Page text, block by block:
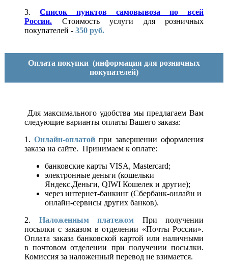
3. Список пунктов самовывоза по всей
России.
Стоимость услуги для розничных
покупателей - 350 руб.
Оплата покупки (информация для розничных
покупателей)
Для максимального удобства мы предлагаем Вам
следующие варианты оплаты Вашего заказа:
1. Онлайн-оплатой при завершении оформления
заказа на сайте. Принимаем к оплате:
банковские карты VISA, Mastercard;
электронные деньги (кошельки
Яндекс.Деньги, QIWI Кошелек и другие);
через интернет-банкинг (Сбербанк-онлайн и
онлайн-сервисы других банков).
2. Наложенным платежом При получении
посылки с заказом в отделении «Почты России».
Оплата заказа банковской картой или наличными
в почтовом отделении при получении посылки.
Комиссия за наложенный перевод не взимается.